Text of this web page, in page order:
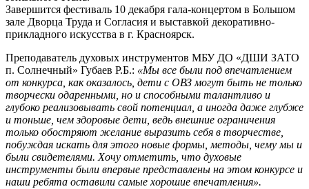
Завершится фестиваль 10 декабря гала-концертом в Большом
зале Дворца Труда и Согласия и выставкой декоративно-
прикладного искусства в г. Красноярск.
Преподаватель духовых инструментов МБУ ДО «ДШИ ЗАТО
п. Солнечный» Губаев Р.Б.: «Мы все были под впечатлением
от конкурса, как оказалось, дети с ОВЗ могут быть не только
творчески одаренными, но и способными талантливо и
глубоко реализовывать свой потенциал, а иногда даже глубже
и тоньше, чем здоровые дети, ведь внешние ограничения
только обостряют желание выразить себя в творчестве,
побуждая искать для этого новые формы, методы, чему мы и
были свидетелями. Хочу отметить, что духовые
инструменты были впервые представлены на этом конкурсе и
наши ребята оставили самые хорошие впечатления».